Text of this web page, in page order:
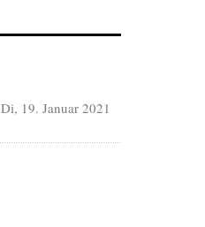
Di, 19. Januar 2021